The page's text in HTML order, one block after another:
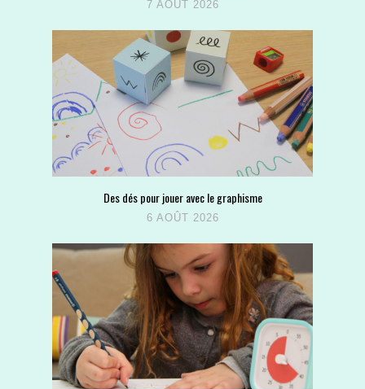
7 AOÛT 2026
Des dés pour jouer avec le graphisme
6 AOÛT 2026